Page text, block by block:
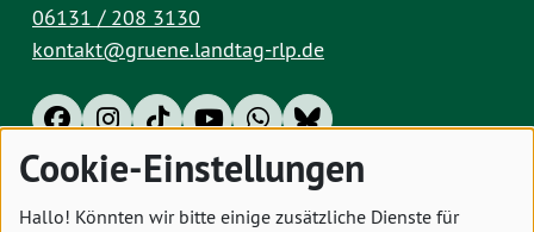
06131 / 208 3130
kontakt@gruene.landtag-rlp.de
Impressum Datenschutz Cookies
Cookie-Einstellungen
Hallo! Könnten wir bitte einige zusätzliche Dienste für